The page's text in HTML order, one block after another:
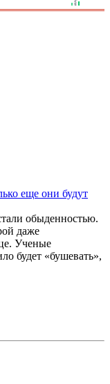
еще они будут
обыденностью.
даже
Ученые
будет «бушевать»,